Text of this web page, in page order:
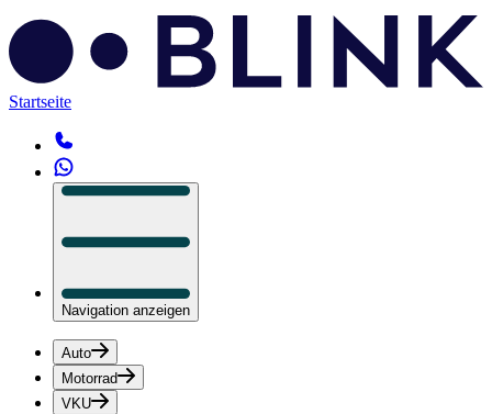
Startseite
Navigation anzeigen
Auto
Motorrad
VKU